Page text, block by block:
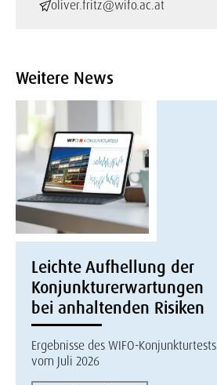
oliver.fritz@wifo.ac.at
Weitere News
Leichte Aufhellung der
Konjunkturerwartungen
bei anhaltenden Risiken
Ergebnisse des WIFO-Konjunkturtests
vom Juli 2026